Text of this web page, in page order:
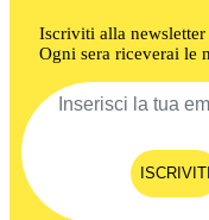
Iscriviti alla
Ogni sera riceverai le
ISCRIVITI